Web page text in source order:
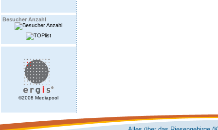
Besucher Anzahl
©2008 Mediapool